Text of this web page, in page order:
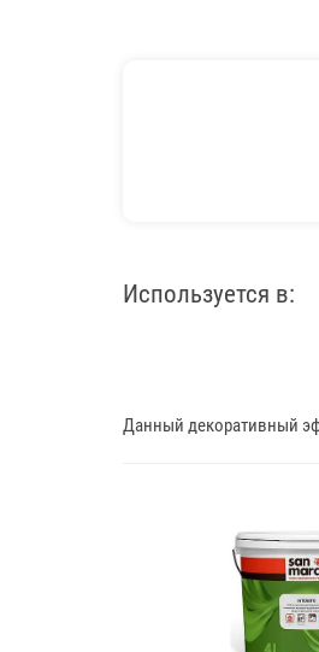
Используется в:
Данный декоративный